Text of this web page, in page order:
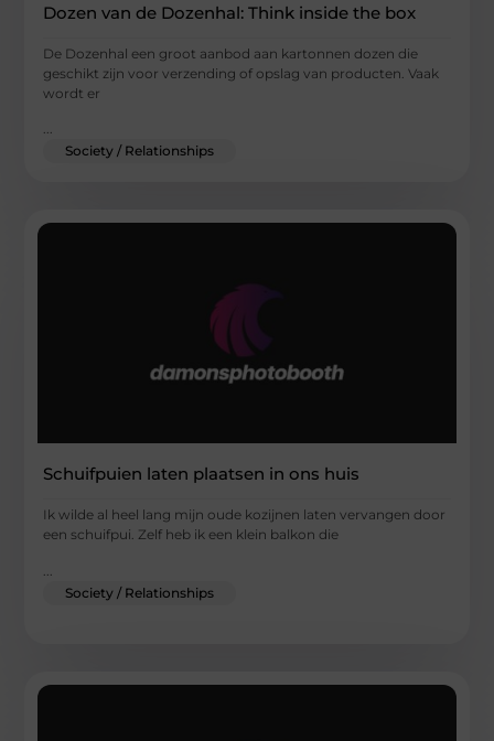
Dozen van de Dozenhal: Think inside the box
De Dozenhal een groot aanbod aan kartonnen dozen die
geschikt zijn voor verzending of opslag van producten. Vaak
wordt er
...
Society / Relationships
Schuifpuien laten plaatsen in ons huis
Ik wilde al heel lang mijn oude kozijnen laten vervangen door
een schuifpui. Zelf heb ik een klein balkon die
Society / Relationships